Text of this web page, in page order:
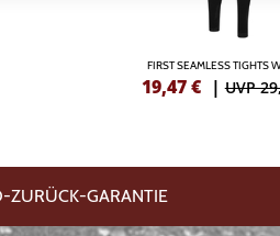
FIRST SEAMLESS TIGHTS
19,47€ |UVP
ZURÜCK-GARANTIE